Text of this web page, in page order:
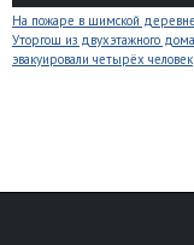
На пожаре в шимской деревне
Уторгош из двухэтажного дома
эвакуировали четырёх человек